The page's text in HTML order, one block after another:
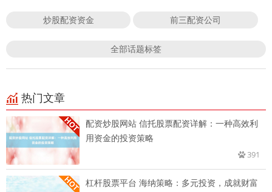
炒股配资资金 前三配资公司
全部话题标签
热门文章
配资炒股网站 信托股票配资详解：一种高效利
用资金的投资策略
391
杠杆股票平台 海纳策略：多元投资，成就财富